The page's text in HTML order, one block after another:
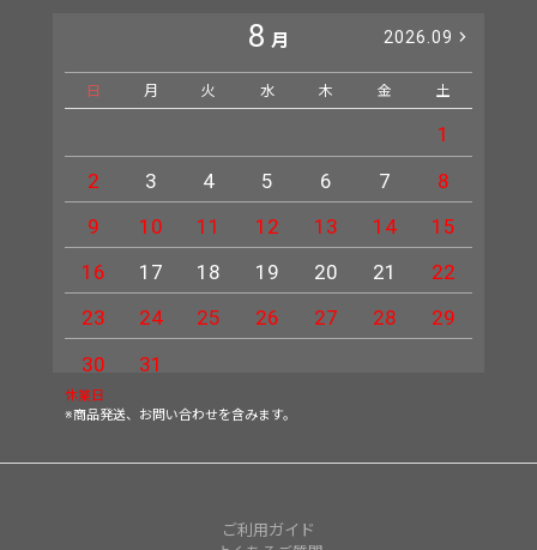
8 月 2026.09
日 月 火 水 木 金 土
1
2
3 4 5 6 7
8
9
10 11 12 13 14
15
16
17 18 19 20 21
22
23
24 25 26 27 28
29
30
31
休業日
※商品発送、お問い合わせを含みます。
ご利用ガイド